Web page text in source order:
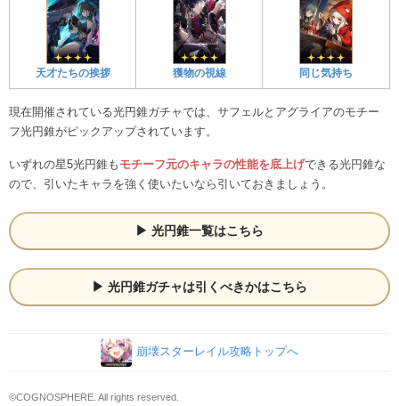
天才たちの挨拶 獲物の視線 同じ気持ち
現在開催されている光円錐ガチャでは、サフェルとアグライアのモチー
フ光円錐がピックアップされています。
いずれの星5光円錐も モチーフ元のキャラの性能を底上げできる光円錐な
ので、引いたキャラを強く使いたいなら引いておきましょう。
光円錐一覧はこちら
光円錐ガチャは引くべきかはこちら
崩壊スターレイル攻略トップへ
©COGNOSPHERE. All rights reserved.